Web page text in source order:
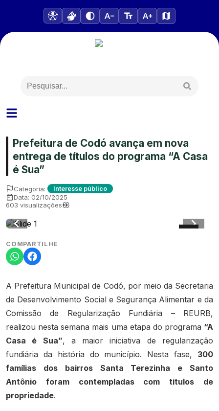
Prefeitura de Codó avança em nova
entrega de títulos do programa “A Casa
é Sua”
Categoria: Interesse público
Data: 02/10/2025
603 visualizações
COMPARTILHE
A Prefeitura Municipal de Codó, por meio da Secretaria
de Desenvolvimento Social e Segurança Alimentar e da
Comissão de Regularização Fundiária – REURB,
realizou nesta semana mais uma etapa do programa “A
Casa é Sua”, a maior iniciativa de regularização
fundiária da história do município. Nesta fase, 300
famílias dos bairros Santa Terezinha e Santo
Antônio foram contempladas com títulos de
propriedade.